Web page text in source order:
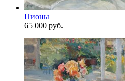
Пионы
65 000 руб.